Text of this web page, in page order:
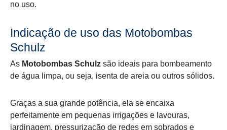
no uso.
Indicação de uso das Motobombas
Schulz
As Motobombas Schulz são ideais para bombeamento
de água limpa, ou seja, isenta de areia ou outros sólidos.
Graças a sua grande potência, ela se encaixa
perfeitamente em pequenas irrigações e lavouras,
jardinagem, pressurização de redes em sobrados e